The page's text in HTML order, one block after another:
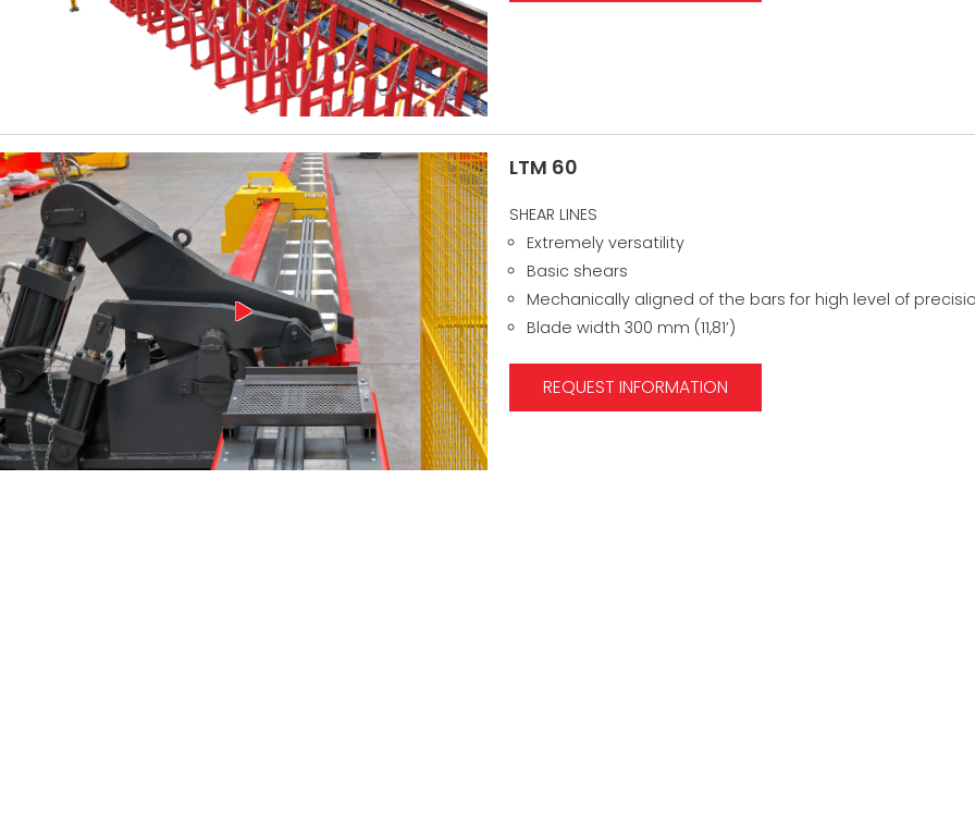
LTM 60
SHEAR LINES
Extremely versatility
Basic shears
Mechanically aligned of the bars for high level of
Blade width 300 mm (11,81’)
REQUEST INFORMATION